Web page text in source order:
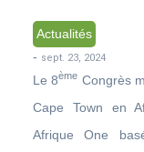
Actualités
- sept. 23, 2024
Le 8ème Congrès
Cape Town en
Afrique One